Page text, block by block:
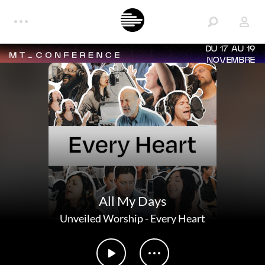
DU 17 AU 19
NOVEMBRE
All My Days
Unveiled Worship-Every Heart